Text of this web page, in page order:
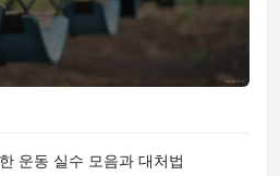
운동 실수 모음과 대처법